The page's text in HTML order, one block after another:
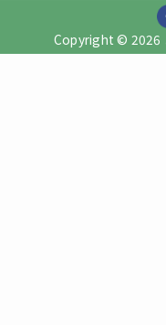
Copyright © 2026